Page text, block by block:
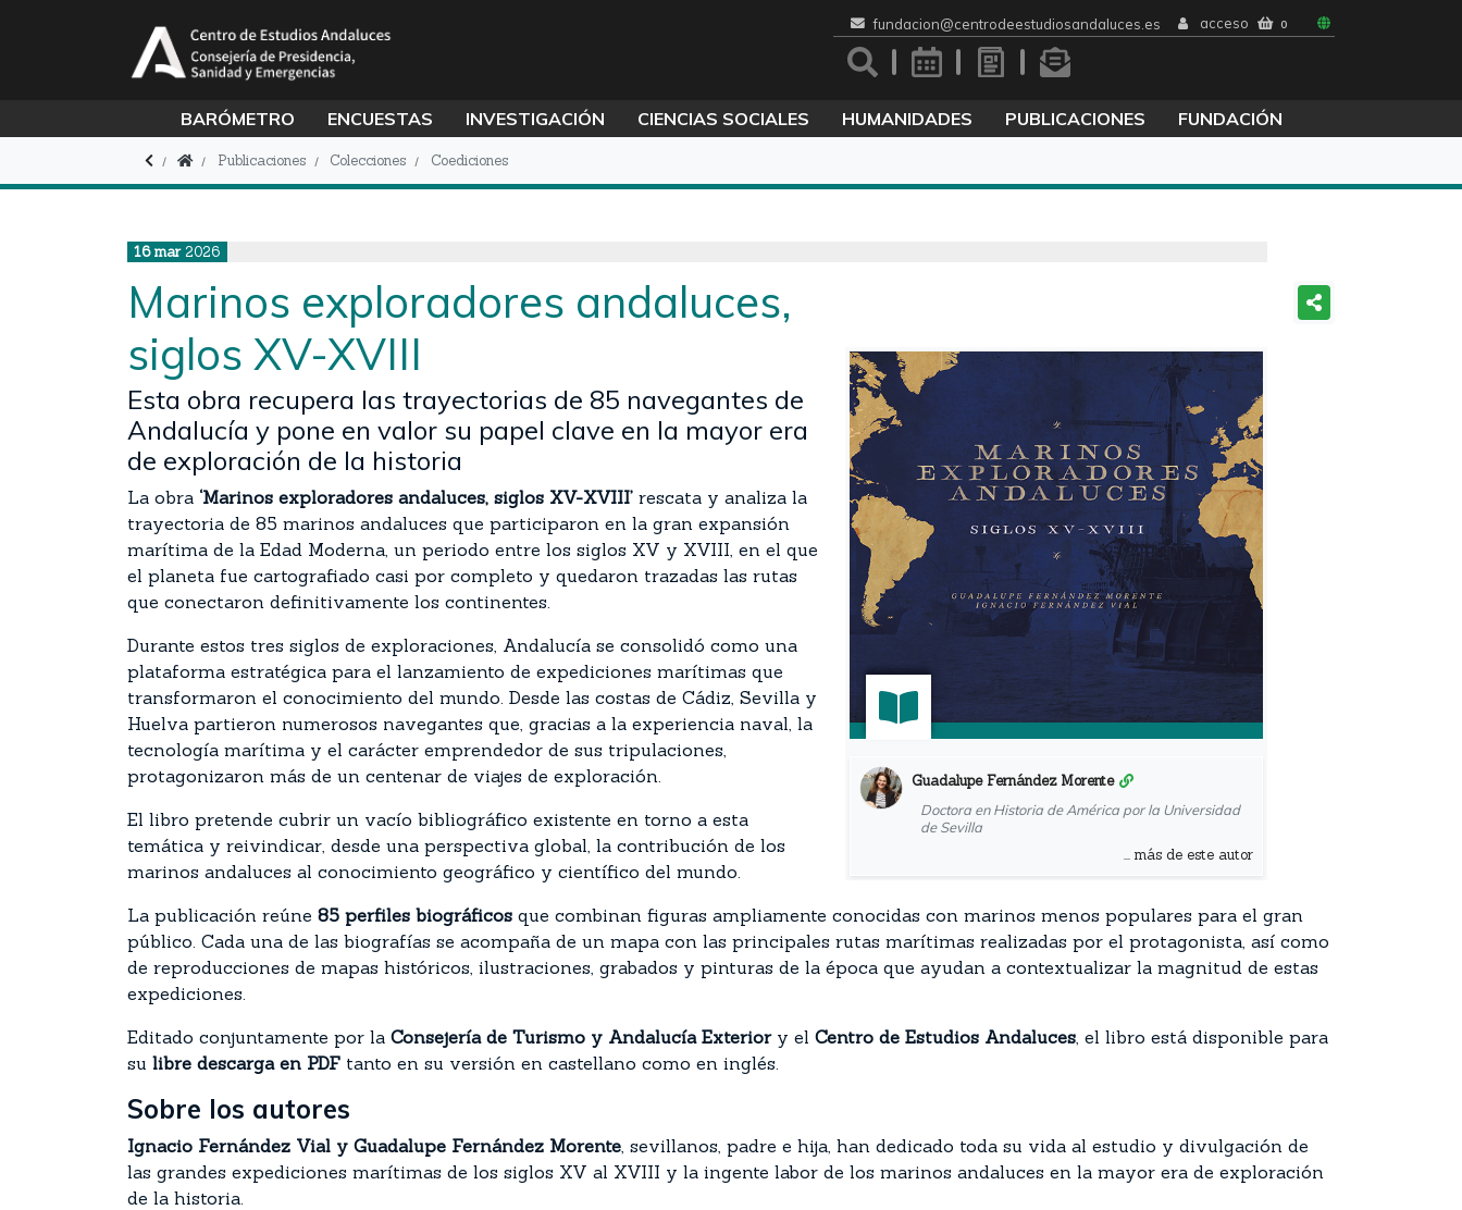
fundacion@centrodeestudiosandaluces.es acceso 0
BARÓMETRO ENCUESTAS INVESTIGACIÓN CIENCIAS SOCIALES HUMANIDADES PUBLICACIONES FUNDACIÓN
Publicaciones Colecciones Coediciones
16 mar 2026
Guadalupe Fernández Morente
Doctora en Historia de América por la Universidad
de Sevilla
... más de este autor
Marinos exploradores andaluces,
siglos XV-XVIII
Esta obra recupera las trayectorias de 85 navegantes de
Andalucía y pone en valor su papel clave en la mayor era
de exploración de la historia
La obra ‘Marinos exploradores andaluces, siglos XV-XVIII’ rescata y analiza la
trayectoria de 85 marinos andaluces que participaron en la gran expansión
marítima de la Edad Moderna, un periodo entre los siglos XV y XVIII, en el que
el planeta fue cartografiado casi por completo y quedaron trazadas las rutas
que conectaron definitivamente los continentes.
Durante estos tres siglos de exploraciones, Andalucía se consolidó como una
plataforma estratégica para el lanzamiento de expediciones marítimas que
transformaron el conocimiento del mundo. Desde las costas de Cádiz, Sevilla y
Huelva partieron numerosos navegantes que, gracias a la experiencia naval, la
tecnología marítima y el carácter emprendedor de sus tripulaciones,
protagonizaron más de un centenar de viajes de exploración.
El libro pretende cubrir un vacío bibliográfico existente en torno a esta
temática y reivindicar, desde una perspectiva global, la contribución de los
marinos andaluces al conocimiento geográfico y científico del mundo.
La publicación reúne 85 perfiles biográficos que combinan figuras ampliamente conocidas con marinos menos populares para el gran
público. Cada una de las biografías se acompaña de un mapa con las principales rutas marítimas realizadas por el protagonista, así como
de reproducciones de mapas históricos, ilustraciones, grabados y pinturas de la época que ayudan a contextualizar la magnitud de estas
expediciones.
Editado conjuntamente por la Consejería de Turismo y Andalucía Exteriory el Centro de Estudios Andaluces, el libro está disponible para
su libre descarga en PDF tanto en su versión en castellano como en inglés.
Sobre los autores
Ignacio Fernández Vial y Guadalupe Fernández Morente, sevillanos, padre e hija, han dedicado toda su vida al estudio y divulgación de
las grandes expediciones marítimas de los siglos XV al XVIII y la ingente labor de los marinos andaluces en la mayor era de exploración
de la historia.